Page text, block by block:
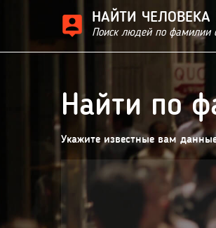
НАЙТИ
Поиск людей по фамилии
Найти по
Укажите известные вам